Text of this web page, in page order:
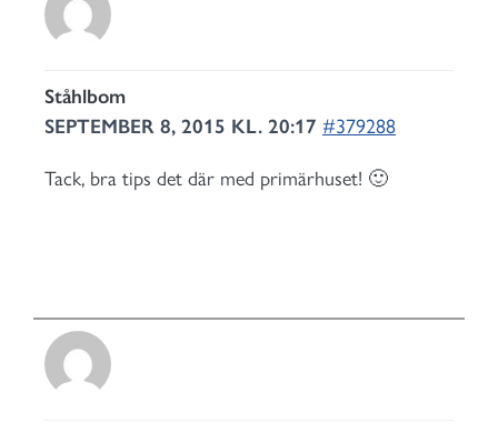
Ståhlbom
SEPTEMBER 8, 2015 KL. 20:17 #379288
Tack, bra tips det där med primärhuset! 🙂